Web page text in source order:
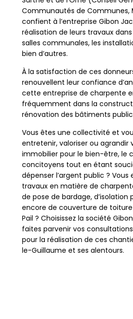
Communautés de Communes,
confient à l’entreprise Gibon
réalisation de leurs travaux
salles communales, les
bien d’autres.
À la satisfaction de ces
renouvellent leur confiance
cette entreprise de charpente
fréquemment dans la
rénovation des bâtiments
Vous êtes une collectivité et
entretenir, valoriser ou agrandir
immobilier pour le bien-être, le
concitoyens tout en étant
dépenser l’argent public ? Vous
travaux en matière de
de pose de bardage, d’isolation
encore de couverture de
Pail ? Choisissez la société
faites parvenir vos
pour la réalisation de ces
le-Guillaume et ses alentours.